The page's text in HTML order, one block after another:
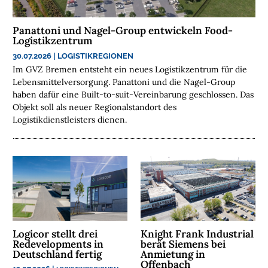
E
N
N
A
C
H
H
A
I
G
K
E
T
U
Panattoni und Nagel-Group entwickeln Food-
Logistikzentrum
30.07.2026 LOGISTIKREGIONEN
Im GVZ Bremen entsteht ein neues Logistikzentrum für die
Lebensmittelversorgung. Panattoni und die Nagel-Group
haben dafür eine Built-to-suit-Vereinbarung geschlossen. Das
Objekt soll als neuer Regionalstandort des
Logistikdienstleisters dienen.
Logicor stellt drei
Redevelopments in
Deutschland fertig
Knight Frank Industrial
berät Siemens bei
Anmietung in
Offenbach